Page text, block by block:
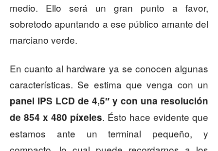
medio. Ello será un gran punto a favor,
sobretodo apuntando a ese público amante del
marciano verde.
En cuanto al hardware ya se conocen algunas
características. Se estima que venga con un
panel IPS LCD de 4,5″ y con una resolución
de 854 x 480 píxeles. Ésto hace evidente que
estamos ante un terminal pequeño, y